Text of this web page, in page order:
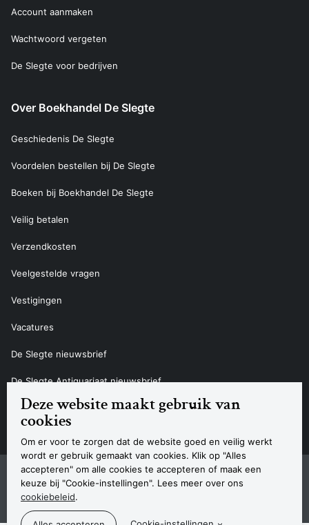
Deze website maakt gebruik van
cookies
Om er voor te zorgen dat de website goed en veilig werkt
wordt er gebruik gemaakt van cookies. Klik op "Alles
accepteren" om alle cookies te accepteren of maak een
keuze bij "Cookie-instellingen". Lees meer over ons
cookiebeleid.
Account aanmaken
Wachtwoord vergeten
De Slegte voor bedrijven
Over Boekhandel De Slegte
Geschiedenis De Slegte
Voordelen bestellen bij De Slegte
Boeken bij Boekhandel De Slegte
Veilig betalen
Verzendkosten
Veelgestelde vragen
Vestigingen
Vacatures
De Slegte nieuwsbrief
De Slegte Antiquariaat nieuwsbrief
Contact
Navigatie
SitemapPrivacyverklaring CookieverklaringAlgemene voorwaardenDisclaimer
Contact